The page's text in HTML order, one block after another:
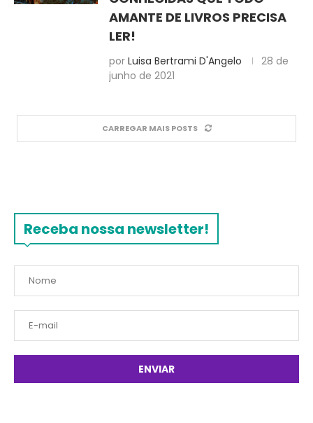
AMANTE DE LIVROS PRECISA
LER!
por Luisa Bertrami D'Angelo
28 de
junho de 2021
CARREGAR MAIS POSTS
Receba nossa newsletter!